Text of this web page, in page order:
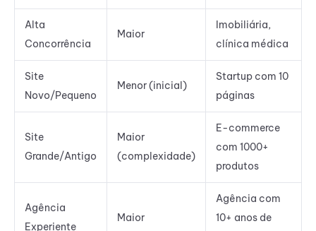
Alta
Concorrência
Maior
Imobiliária,
clínica médica
Site
Novo/Pequeno
Menor (inicial)
Startup com 10
páginas
Site
Grande/Antigo
Maior
(complexidade)
E-commerce
com 1000+
produtos
Agência
Experiente
Maior
Agência com
10+ anos de